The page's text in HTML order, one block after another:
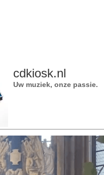
cdkiosk.nl
Uw muziek, onze passie.